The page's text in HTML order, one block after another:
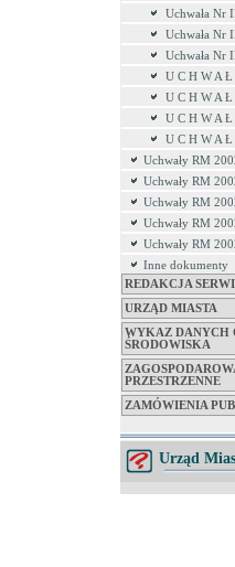
Uchwała Nr
Uchwała Nr
Uchwała Nr
U C H W A
U C H W A
U C H W A
U C H W A
Uchwały RM
Uchwały RM
Uchwały RM
Uchwały RM
Uchwały RM
Inne dokumenty
REDAKCJA
URZĄD MIASTA
WYKAZ DANYCH
ŚRODOWISKA
PRZESTRZENNE
ZAMÓWIENIA
Urząd